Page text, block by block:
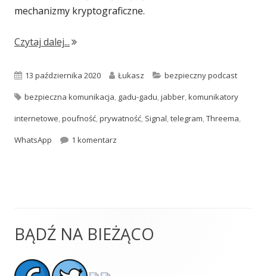
mechanizmy kryptograficzne.
Czytaj dalej..."#019: Komunikatory internetowe –
Opublikowano
13 października 2020 Autor
Łukasz Kategorie
bezpieczny podcast
Tagi
bezpieczna komunikacja, gadu-gadu,jabber,komunikatory
internetowe,poufność,prywatność, Signal,telegram,Threema,
WhatsApp
1 komentarz
Główny
panel
BĄDŹ NA BIEŻĄCO